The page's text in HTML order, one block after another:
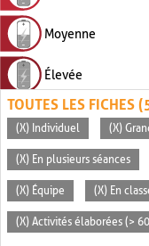
Moyenne
Élevée
TOUTES LES FICHES
(X) Individuel (X)
(X) En plusieurs séances
(X) Équipe (X) En
(X) Activités élaborées (>